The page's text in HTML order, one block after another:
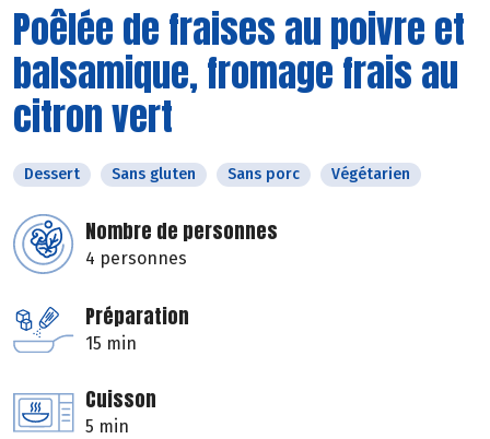
Poêlée de fraises au poivre et
balsamique, fromage frais au
citron vert
Dessert Sans gluten Sans porc Végétarien
Nombre de personnes
4 personnes
Préparation
15 min
Cuisson
5 min